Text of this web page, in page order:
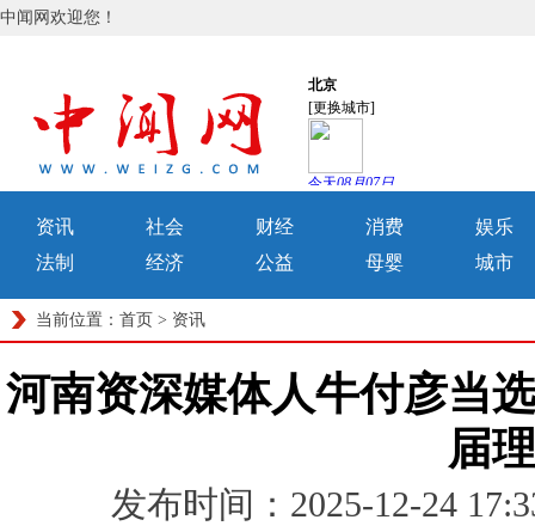
中闻网欢迎您！
资讯 社会 财经 消费
娱乐
法制
经济 公益 母婴 城市
当前位置： 首页 > 资讯
河南资深媒体人牛付彦当
届
发布时间：2025-12-24